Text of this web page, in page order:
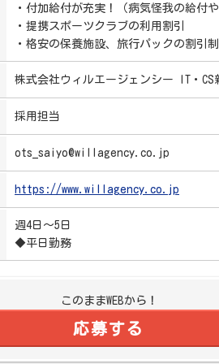
・付加給付が充実！（病気怪我の給付
・提携スポーツクラブの利用割引
・格安の保養施設、旅行パックの割引
株式会社ウィルエージェンシー IT・CS
採用担当
ots_saiyo@willagency.co.jp
https://www.willagency.co.jp
週4日～5日
◆平日勤務
このままWEBから！
応募する